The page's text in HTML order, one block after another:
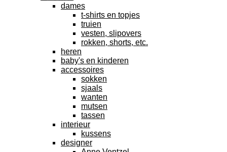
dames
t-shirts en topjes
truien
vesten, slipovers
rokken, shorts, etc.
heren
baby's en kinderen
accessoires
sokken
sjaals
wanten
mutsen
tassen
interieur
kussens
designer